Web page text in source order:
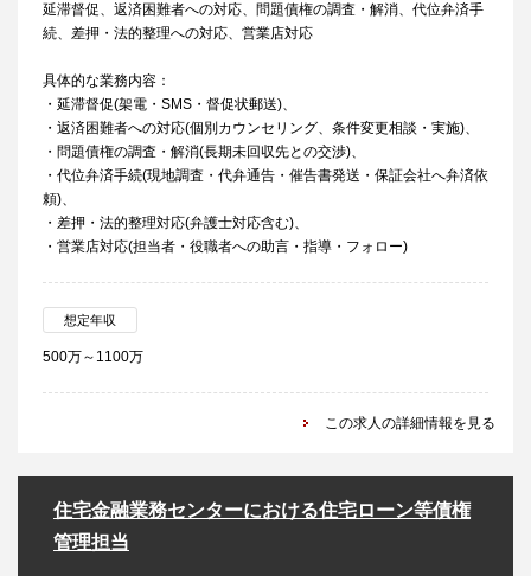
延滞督促、返済困難者への対応、問題債権の調査・解消、代位弁済手
続、差押・法的整理への対応、営業店対応
具体的な業務内容：
・延滞督促(架電・SMS・督促状郵送)、
・返済困難者への対応(個別カウンセリング、条件変更相談・実施)、
・問題債権の調査・解消(長期未回収先との交渉)、
・代位弁済手続(現地調査・代弁通告・催告書発送・保証会社へ弁済依
頼)、
・差押・法的整理対応(弁護士対応含む)、
・営業店対応(担当者・役職者への助言・指導・フォロー)
想定年収
500万～1100万
この求人の詳細情報を見る
住宅金融業務センターにおける住宅ローン等債権
管理担当